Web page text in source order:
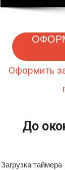
Оформить
До
Загрузка таймера